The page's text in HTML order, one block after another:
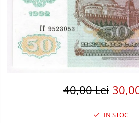
Monede America
Monede Australia si Oceania
Monede Euro, Eurocenti
Monede Europa
Bancnote Asia
Bancnote Australia si Oceania
Bancnote Europa
Gradate PMG
40,00 Lei
IN STOC